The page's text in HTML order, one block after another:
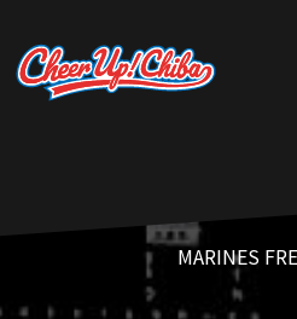
MARINES